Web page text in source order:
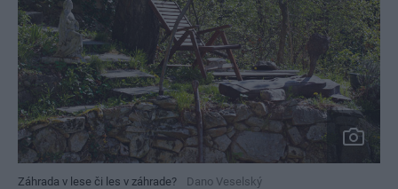
Záhrada v lese či les v záhrade? Dano Veselský